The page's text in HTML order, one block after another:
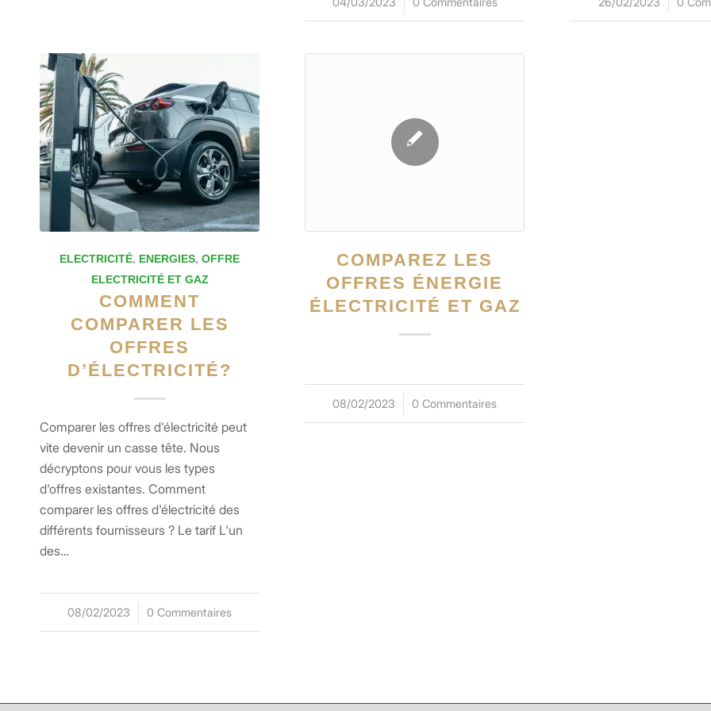
ELECTRICITÉ, ENERGIES,OFFRE
ELECTRICITÉ ET GAZ
COMMENT
COMPARER LES
OFFRES
D’ÉLECTRICITÉ?
Comparer les offres d'électricité peut
vite devenir un casse tête. Nous
décryptons pour vous les types
d'offres existantes. Comment
comparer les offres d'électricité des
différents fournisseurs ? Le tarif L'un
des…
08/02/2023
/ 0 Commentaires
COMPAREZ LES
OFFRES ÉNERGIE
ÉLECTRICITÉ ET GAZ
08/02/2023
/ 0 Commentaires